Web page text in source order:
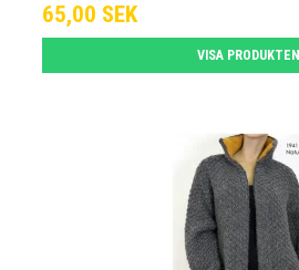
65,00 SEK
VISA PRODUKTEN